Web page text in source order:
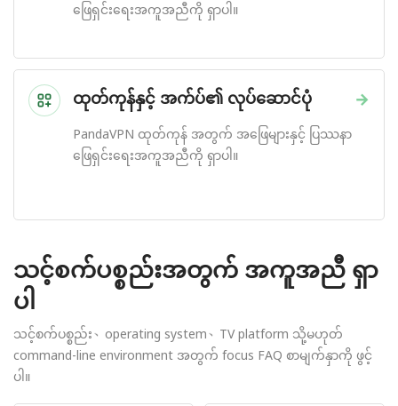
ဖြေရှင်းရေးအကူအညီကို ရှာပါ။
→
ထုတ်ကုန်နှင့် အက်ပ်၏ လုပ်ဆောင်ပုံ
PandaVPN ထုတ်ကုန် အတွက် အဖြေများနှင့် ပြဿနာ
ဖြေရှင်းရေးအကူအညီကို ရှာပါ။
သင့်စက်ပစ္စည်းအတွက် အကူအညီ ရှာ
ပါ
သင့်စက်ပစ္စည်း、operating system、TV platform သို့မဟုတ်
command-line environment အတွက် focus FAQ စာမျက်နှာကို ဖွင့်
ပါ။